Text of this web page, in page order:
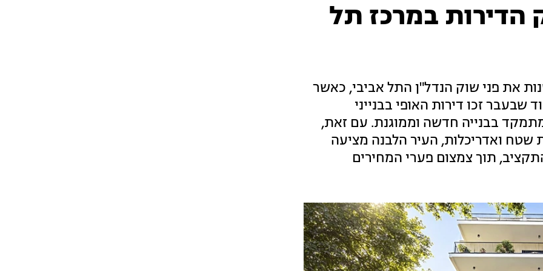
הדירות במרכז תל
את פני שוק הנדל"ן התל אביבי, כאשר
זכו דירות האופי בבנייני
בבנייה חדשה וממוגנת. עם זאת,
שטח ואדריכלות, העיר הלבנה מציעה
תוך צמצום פערי המחירים